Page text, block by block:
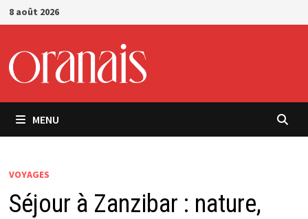
Passer
au
8 août 2026
MENU
VOYAGES
Séjour à Zanzibar : nature,